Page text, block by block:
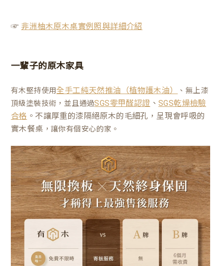
☞ 非洲柚木原木桌實例照與詳細介紹
一輩子的原木家具
有木堅持使用全手工純天然推油（植物護木油）
、無上漆
頂級塗裝技術，並且通過SGS零甲醛認證 、SGS乾燥檢驗
合格 。不讓厚重的漆隔絕原木的毛細孔，呈現會呼吸的
實木餐桌 ，讓你有個安心的家。